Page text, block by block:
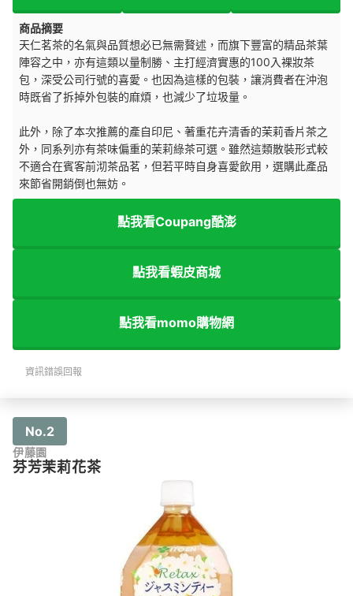
商品摘要
天仁茗茶的名氣與品質想必已無需贅述，而旗下豐富的精品茶葉
陣容之中，亦有這類以量制勝、主打經濟實惠的100入裸妝茶
包，深受公司行號的喜愛。也因為這樣的包裝，讓消費者在沖泡
時既省了拆掉外包裝的麻煩，也減少了垃圾量。
此外，除了本次推薦的產自印尼、著重花卉清香的茉莉香片茶之
外，同系列亦有茶味偏重的茉莉綠茶可選。雖然這類散裝形式較
不適合在賓客前沏茶品茗，但若平時自身喜愛飲用，選購此產品
來節省開銷倒也無妨。
點我看Coupang酷澎
點我看蝦皮商城
點我看momo購物網
資訊錯誤回報
No.2
伊藤園
芬芳茉莉花茶